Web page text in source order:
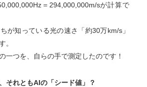
＝294,000,000m/sが計算で
が知っている光の速さ「約30万km/s」
。
一つを、自らの手で測定したのです！
それともAIの「シード値」？